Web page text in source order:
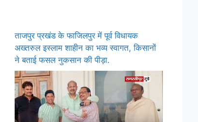
ताजपुर प्रखंड के फाजिलपुर में पूर्व विधायक
अख्तरुल इस्लाम शाहीन का भव्य स्वागत, किसानों
ने बताई फसल नुकसान की पीड़ा.